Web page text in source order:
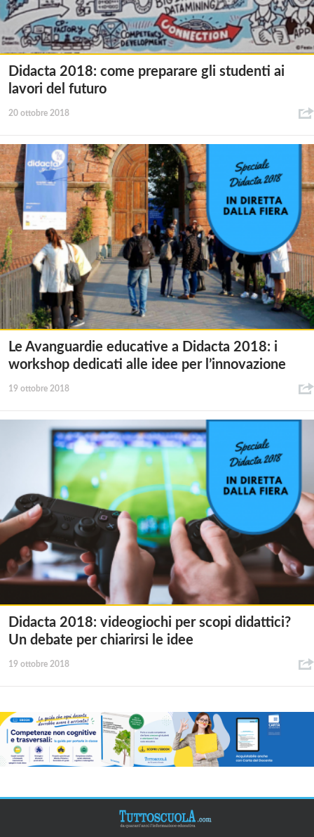
Didacta 2018: come preparare gli studenti ai
lavori del futuro
20 ottobre 2018
Le Avanguardie educative a Didacta 2018: i
workshop dedicati alle idee per l’innovazione
19 ottobre 2018
Didacta 2018: videogiochi per scopi didattici?
Un debate per chiarirsi le idee
19 ottobre 2018